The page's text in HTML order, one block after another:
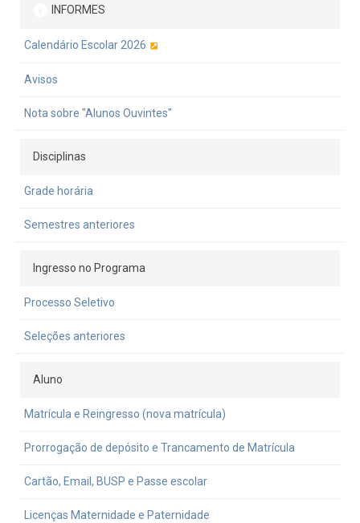
INFORMES
Calendário Escolar 2026
Avisos
Nota sobre "Alunos Ouvintes"
Disciplinas
Grade horária
Semestres anteriores
Ingresso no Programa
Processo Seletivo
Seleções anteriores
Aluno
Matrícula e Reingresso (nova matrícula)
Prorrogação de depósito e Trancamento de Matrícula
Cartão, Email, BUSP e Passe escolar
Licenças Maternidade e Paternidade